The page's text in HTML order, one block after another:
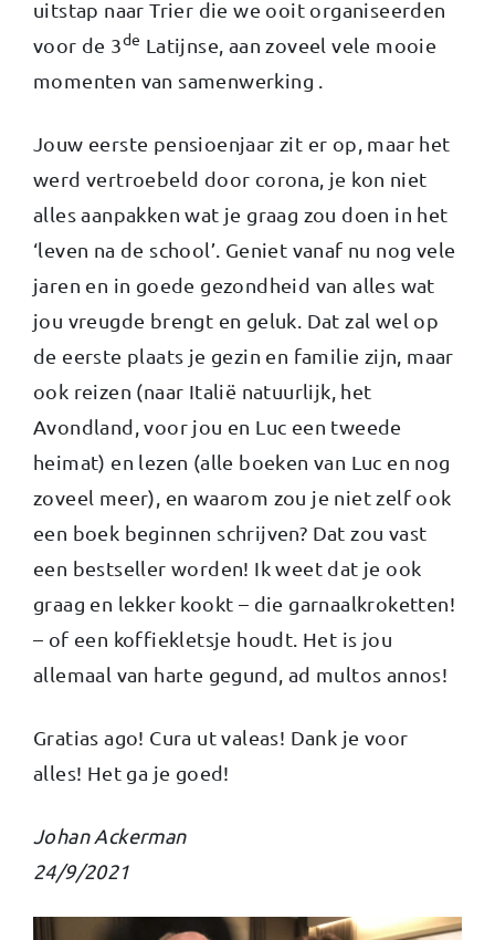
uitstap naar Trier die we ooit organiseerden
voor de 3de Latijnse, aan zoveel vele mooie
momenten van samenwerking .
Jouw eerste pensioenjaar zit er op, maar het
werd vertroebeld door corona, je kon niet
alles aanpakken wat je graag zou doen in het
‘leven na de school’. Geniet vanaf nu nog vele
jaren en in goede gezondheid van alles wat
jou vreugde brengt en geluk. Dat zal wel op
de eerste plaats je gezin en familie zijn, maar
ook reizen (naar Italië natuurlijk, het
Avondland, voor jou en Luc een tweede
heimat) en lezen (alle boeken van Luc en nog
zoveel meer), en waarom zou je niet zelf ook
een boek beginnen schrijven? Dat zou vast
een bestseller worden! Ik weet dat je ook
graag en lekker kookt – die garnaalkroketten!
– of een koffiekletsje houdt. Het is jou
allemaal van harte gegund, ad multos annos!
Gratias ago! Cura ut valeas! Dank je voor
alles! Het ga je goed!
Johan Ackerman
24/9/2021